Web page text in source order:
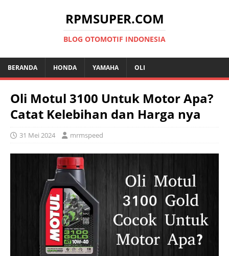
RPMSUPER.COM
BLOG OTOMOTIF INDONESIA
BERANDA HONDA YAMAHA OLI
Oli Motul 3100 Untuk Motor Apa?
Catat Kelebihan dan Harga nya
31 Mei 2024 mrmspeed